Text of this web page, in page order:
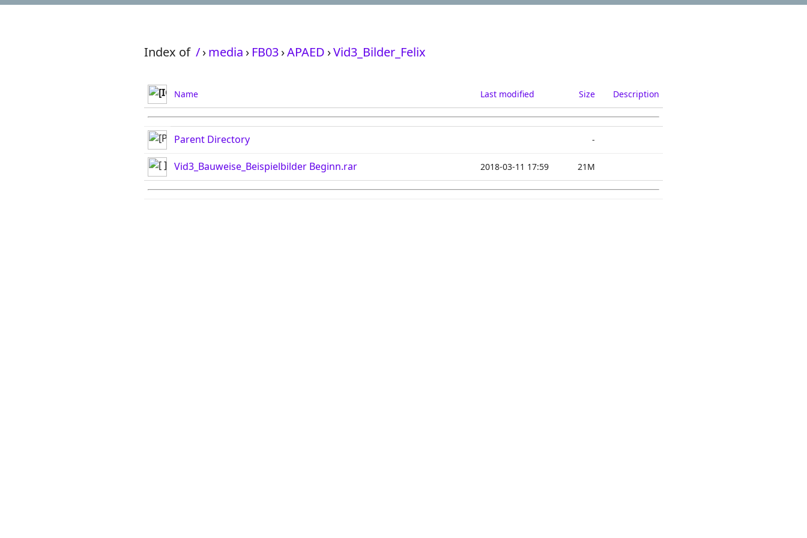
Index of /›media › FB03›APAED ›Vid3_Bilder_Felix
Name Last modified Size Description
Parent Directory -
Vid3_Bauweise_Beispielbilder Beginn.rar 2018-03-11 17:59 21M